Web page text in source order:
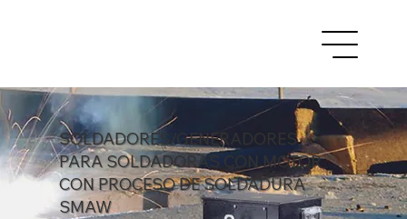
SOLDADORES/GENERADORES
PARA SOLDADORAS CON MOTOR
CON PROCESO DE SOLDADURA
SMAW